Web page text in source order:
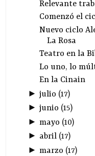
Relevante
Comenzó el
Nuevo ciclo
La Rosa
Teatro en la
Lo uno, lo
En la Cinain
► julio (17)
► junio (15)
► mayo (10)
► abril(17)
► marzo (17)